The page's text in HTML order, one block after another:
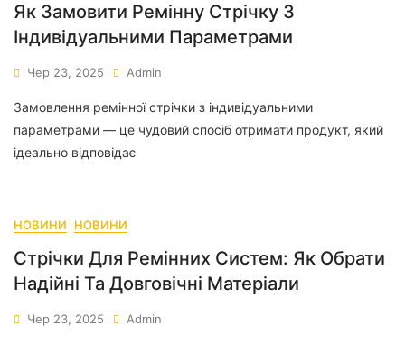
Як Замовити Ремінну Стрічку З
Індивідуальними Параметрами
Чер 23, 2025 Admin
Замовлення ремінної стрічки з індивідуальними
параметрами — це чудовий спосіб отримати продукт, який
ідеально відповідає
НОВИНИ НОВИНИ
Стрічки Для Ремінних Систем: Як Обрати
Надійні Та Довговічні Матеріали
Чер 23, 2025 Admin